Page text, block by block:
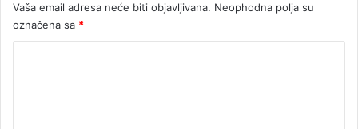
Vaša email adresa neće biti objavljivana. Neophodna polja su
označena sa *